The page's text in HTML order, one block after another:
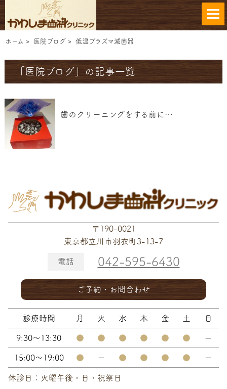
ホーム > 医院ブログ > 低温プラズマ滅菌器
「医院ブログ」の記事一覧
歯のクリーニングをする前に…
〒190-0021
東京都立川市羽衣町3-13-7
電話 042-595-6430
ご予約・お問合わせ
診療時間 月 火 水 木 金 土 日
9:30～13:30 ● ● ● ● ● ● ー
15:00～19:00 ● ー ● ● ● ● ー
休診日：火曜午後・日・祝祭日